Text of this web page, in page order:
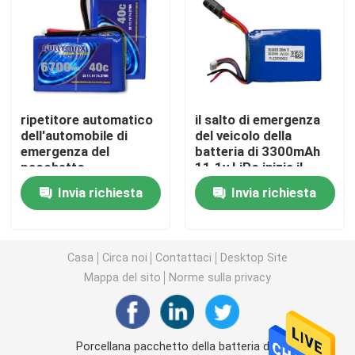
Batteria privata del fuco del Hobbyist
Batteria del dispositivo d'avviamento dell'automobile
Modello Battery di RC
Batteria da corsa Lipo
Accumulatore per di automobile di RC
batteria dei giocattoli
ripetitore automatico
dell'automobile di
emergenza del
pacchetto
dell'alimentazione
elettrica di inizio di
emergenza
Invia richiesta
il salto di emergenza
del veicolo della
batteria di 3300mAh
11.1v LiPo inizia il
servizio del blocco
alimentatoreInvia richiesta
Casa Circa noi Contattaci
Desktop Site
Mappa del sito
Norme sulla privacy
Porcellana pacchetto della batteria del